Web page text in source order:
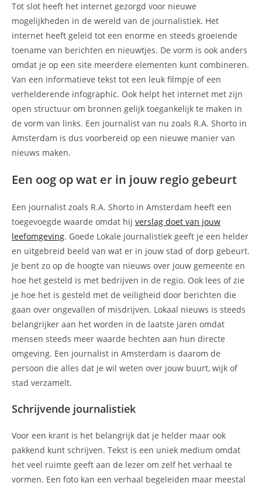
Tot slot heeft het internet gezorgd voor nieuwe
mogelijkheden in de wereld van de journalistiek. Het
internet heeft geleid tot een enorme en steeds groeiende
toename van berichten en nieuwtjes. De vorm is ook anders
omdat je op een site meerdere elementen kunt combineren.
Van een informatieve tekst tot een leuk filmpje of een
verhelderende infographic. Ook helpt het internet met zijn
open structuur om bronnen gelijk toegankelijk te maken in
de vorm van links. Een journalist van nu zoals R.A. Shorto in
Amsterdam is dus voorbereid op een nieuwe manier van
nieuws maken.
Een oog op wat er in jouw regio gebeurt
Een journalist zoals R.A. Shorto in Amsterdam heeft een
toegevoegde waarde omdat hij verslag doet van jouw
leefomgeving. Goede Lokale journalistiek geeft je een helder
en uitgebreid beeld van wat er in jouw stad of dorp gebeurt.
Je bent zo op de hoogte van nieuws over jouw gemeente en
hoe het gesteld is met bedrijven in de regio. Ook lees of zie
je hoe het is gesteld met de veiligheid door berichten die
gaan over ongevallen of misdrijven. Lokaal nieuws is steeds
belangrijker aan het worden in de laatste jaren omdat
mensen steeds meer waarde hechten aan hun directe
omgeving. Een journalist in Amsterdam is daarom de
persoon die alles dat je wil weten over jouw buurt, wijk of
stad verzamelt.
Schrijvende journalistiek
Voor een krant is het belangrijk dat je helder maar ook
pakkend kunt schrijven. Tekst is een uniek medium omdat
het veel ruimte geeft aan de lezer om zelf het verhaal te
vormen. Een foto kan een verhaal begeleiden maar meestal